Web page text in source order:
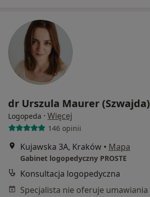
dr Urszula Maurer (Szwajda)
Logopeda · Więcej
146 opinii
Kujawska 3A, Kraków • Mapa
Gabinet logopedyczny PROSTE
Konsultacja logopedyczna